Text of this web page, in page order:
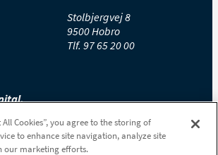
Stolbjergvej 8
9500 Hobro
Tlf. 97 65 20 00
Cookies”, you agree to the storing of
to enhance site navigation, analyze site
our marketing efforts.